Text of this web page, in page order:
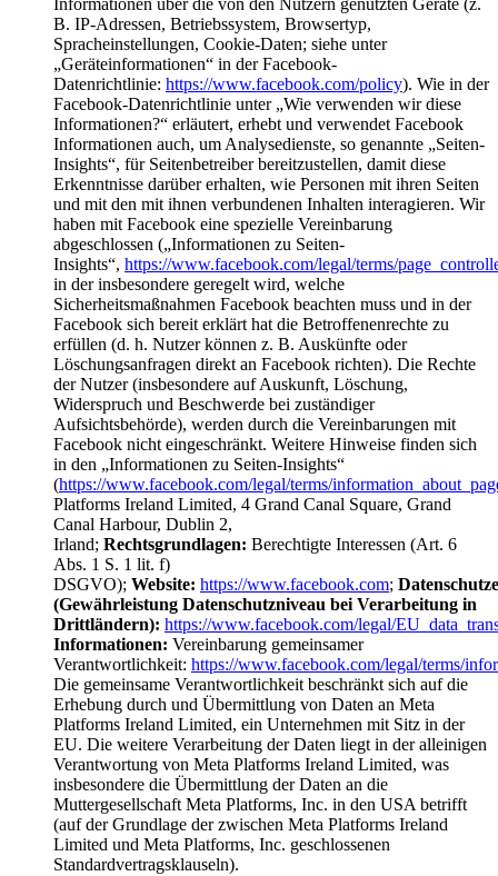
Informationen über die von den Nutzern genutzten Geräte (z.
B. IP-Adressen, Betriebssystem, Browsertyp,
Spracheinstellungen, Cookie-Daten; siehe unter
„Geräteinformationen“ in der Facebook-
Datenrichtlinie: https://www.facebook.com/policy). Wie in der
Facebook-Datenrichtlinie unter „Wie verwenden wir diese
Informationen?“ erläutert, erhebt und verwendet Facebook
Informationen auch, um Analysedienste, so genannte „Seiten-
Insights“, für Seitenbetreiber bereitzustellen, damit diese
Erkenntnisse darüber erhalten, wie Personen mit ihren Seiten
und mit den mit ihnen verbundenen Inhalten interagieren. Wir
haben mit Facebook eine spezielle Vereinbarung
abgeschlossen („Informationen zu Seiten-
Insights“, https://www.facebook.com/legal/terms/
in der insbesondere geregelt wird, welche
Sicherheitsmaßnahmen Facebook beachten muss und in der
Facebook sich bereit erklärt hat die Betroffenenrechte zu
erfüllen (d. h. Nutzer können z. B. Auskünfte oder
Löschungsanfragen direkt an Facebook richten). Die Rechte
der Nutzer (insbesondere auf Auskunft, Löschung,
Widerspruch und Beschwerde bei zuständiger
Aufsichtsbehörde), werden durch die Vereinbarungen mit
Facebook nicht eingeschränkt. Weitere Hinweise finden sich
in den „Informationen zu Seiten-Insights“
(https://www.facebook.com/legal/terms/
Platforms Ireland Limited, 4 Grand Canal Square, Grand
Canal Harbour, Dublin 2,
Irland; Rechtsgrundlagen: Berechtigte Interessen (Art. 6
Abs. 1 S. 1 lit. f)
DSGVO); Website: https://www.facebook.com;
(Gewährleistung Datenschutzniveau bei Verarbeitung in
Drittländern): https://www.facebook.com/legal/
Informationen: Vereinbarung gemeinsamer
Verantwortlichkeit: https://www.facebook.com/legal/terms/
Die gemeinsame Verantwortlichkeit beschränkt sich auf die
Erhebung durch und Übermittlung von Daten an Meta
Platforms Ireland Limited, ein Unternehmen mit Sitz in der
EU. Die weitere Verarbeitung der Daten liegt in der alleinigen
Verantwortung von Meta Platforms Ireland Limited, was
insbesondere die Übermittlung der Daten an die
Muttergesellschaft Meta Platforms, Inc. in den USA betrifft
(auf der Grundlage der zwischen Meta Platforms Ireland
Limited und Meta Platforms, Inc. geschlossenen
Standardvertragsklauseln).